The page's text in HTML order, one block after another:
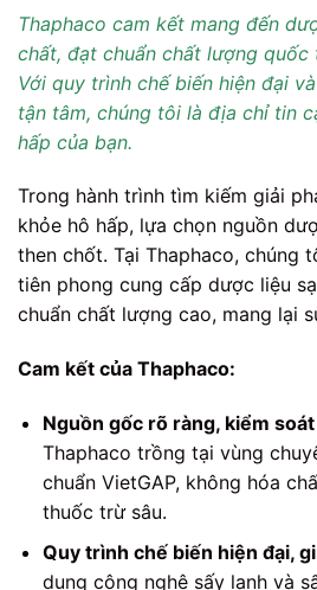
Thaphaco cam kết mang đến
chất, đạt chuẩn chất lượng quốc
Với quy trình chế biến hiện đại
tận tâm, chúng tôi là địa chỉ tin
hấp của bạn.
Trong hành trình tìm kiếm giải
khỏe hô hấp, lựa chọn nguồn
then chốt. Tại Thaphaco, chúng
tiên phong cung cấp dược liệu
chuẩn chất lượng cao, mang lại
Cam kết của Thaphaco:
Nguồn gốc rõ ràng, kiểm
Thaphaco trồng tại vùng
chuẩn VietGAP, không hóa
thuốc trừ sâu.
Quy trình chế biến hiện đại,
dụng công nghệ sấy lạnh và